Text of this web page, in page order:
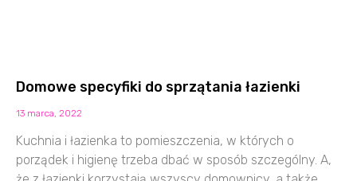
Domowe specyfiki do sprzątania łazienki
13 marca, 2022
Kuchnia i łazienka to pomieszczenia, w których o
porządek i higienę trzeba dbać w sposób szczególny. A,